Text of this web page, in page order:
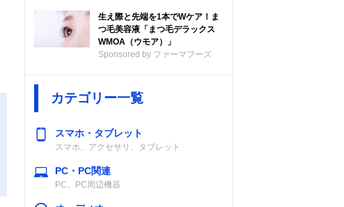
生え際と先端を1本でWケア！ま
つ毛美容液「まつ毛デラックス
WMOA（ウモア）」
Sponsored by ファーマフーズ
カテゴリー一覧
スマホ・タブレット
スマホ、アクセサリ、タブレット
PC・PC関連
PC、PC周辺機器